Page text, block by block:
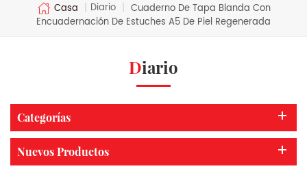
Casa | Diario | Cuaderno De Tapa Blanda Con
Encuadernación De Estuches A5 De Piel Regenerada
Diario
Categorías
Nuevos Productos